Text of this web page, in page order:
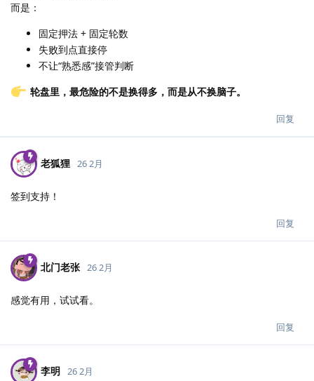
而是：
固定押法 + 固定轮数
失败到点直接停
不让“熟悉感”接管判断
轮盘里，最危险的不是换得多，而是从不换脑子。
回复
老狐狸 26 2月
签到支持！
回复
北门老张 26 2月
感觉有用，试试看。
回复
李明 26 2月